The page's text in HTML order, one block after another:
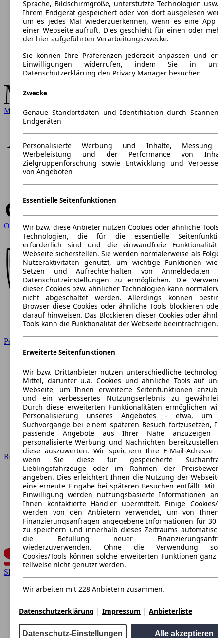
Mercedes-Benz
Opel
Peugeot
Renault
SEAT
Sprache, Bildschirmgröße, unterstützte Technologien
Ihrem Endgerät gespeichert oder von dort ausgelesen
um es jedes Mal wiederzuerkennen, wenn es eine App
einer Webseite aufruft. Dies geschieht für einen oder
der hier aufgeführten Verarbeitungszwecke.
Sie können Ihre Präferenzen jederzeit anpassen und
Einwilligungen widerrufen, indem Sie in
Datenschutzerklärung den Privacy Manager besuchen.
Zwecke
Genaue Standortdaten und Identifikation durch
Endgeräten
Personalisierte Werbung und Inhalte,
Werbeleistung und der Performance von
Zielgruppenforschung sowie Entwicklung und
von Angeboten
Essentielle Seitenfunktionen
Wir bzw. diese Anbieter nutzen Cookies oder ähnliche
Technologien, die für die essentielle
erforderlich sind und die einwandfreie
Webseite sicherstellen. Sie werden normalerweise als
Nutzeraktivitäten genutzt, um wichtige Funktionen
Setzen und Aufrechterhalten von Anmeldedaten
Datenschutzeinstellungen zu ermöglichen. Die
dieser Cookies bzw. ähnlicher Technologien kann
nicht abgeschaltet werden. Allerdings können
Browser diese Cookies oder ähnliche Tools blockieren
darauf hinweisen. Das Blockieren dieser Cookies oder
Tools kann die Funktionalität der Webseite beeinträchtigen.
Erweiterte Seitenfunktionen
Wir bzw. Drittanbieter nutzen unterschiedliche
Mittel, darunter u.a. Cookies und ähnliche Tools auf
Webseite, um Ihnen erweiterte Seitenfunktionen
und ein verbessertes Nutzungserlebnis zu
Durch diese erweiterten Funktionalitäten ermöglichen
Personalisierung unseres Angebotes - etwa, um
Suchvorgänge bei einem späteren Besuch fortzusetzen,
passende Angebote aus Ihrer Nähe anzuzeigen
personalisierte Werbung und Nachrichten
diese auszuwerten. Wir speichern Ihre E-Mail-Adresse
wenn Sie diese für gespeicherte
Lieblingsfahrzeuge oder im Rahmen der
angeben. Dies erleichtert Ihnen die Nutzung der
eine erneute Eingabe bei späteren Besuchen entfällt. Mit
Einwilligung werden nutzungsbasierte Informationen
Ihnen kontaktierte Händler übermittelt. Einige Cookies/
werden von den Anbietern verwendet, um von
Finanzierungsanfragen angegebene Informationen für 30
zu speichern und innerhalb dieses Zeitraums
die Befüllung neuer
wiederzuverwenden. Ohne die Verwendung
Cookies/Tools können solche erweiterten Funktionen
teilweise nicht genutzt werden.
Wir arbeiten mit 228 Anbietern zusammen.
Datenschutzerklärung | Impressum | Anbieterliste
Datenschutz-Einstellungen Alle akzeptieren